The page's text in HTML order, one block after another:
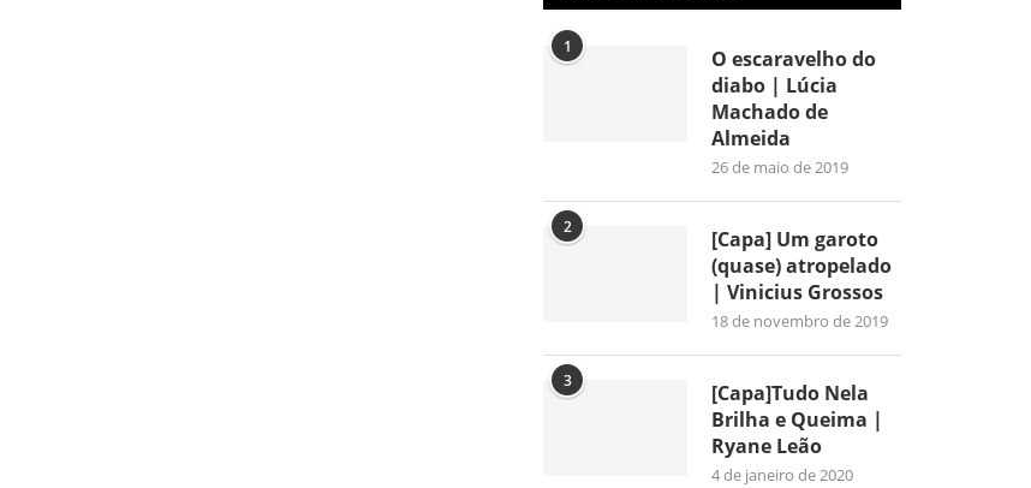
1
O escaravelho do
diabo | Lúcia
Machado de
Almeida
26 de maio de 2019
2
[Capa] Um garoto
(quase) atropelado
| Vinicius Grossos
18 de novembro de 2019
3
[Capa]Tudo Nela
Brilha e Queima |
Ryane Leão
4 de janeiro de 2020